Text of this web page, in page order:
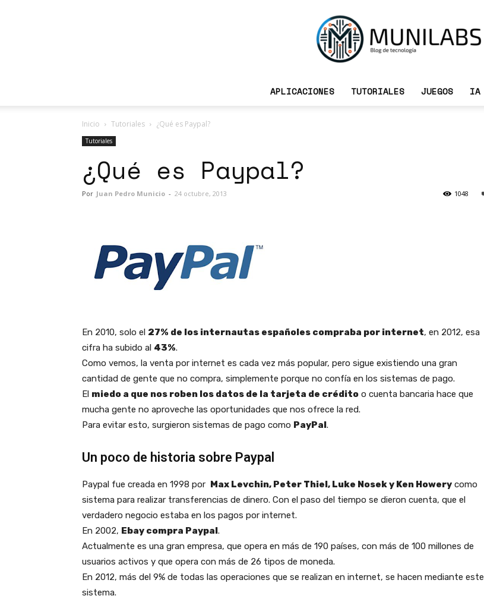
APLICACIONES TUTORIALES JUEGOS IA
Inicio Tutoriales ¿Qué es Paypal?
Tutoriales
¿Qué es Paypal?
Por Juan Pedro Municio - 24 octubre, 2013 1048
En 2010, solo el 27% de los internautas españoles compraba por internet, en 2012, esa
cifra ha subido al 43%.
Como vemos, la venta por internet es cada vez más popular, pero sigue existiendo una gran
cantidad de gente que no compra, simplemente porque no confía en los sistemas de pago.
El miedo a que nos roben los datos de la tarjeta de crédito o cuenta bancaria hace que
mucha gente no aproveche las oportunidades que nos ofrece la red.
Para evitar esto, surgieron sistemas de pago como PayPal.
Un poco de historia sobre Paypal
Paypal fue creada en 1998 por Max Levchin, Peter Thiel, Luke Nosek y Ken Howery como
sistema para realizar transferencias de dinero. Con el paso del tiempo se dieron cuenta, que el
verdadero negocio estaba en los pagos por internet.
En 2002, Ebay compra Paypal.
Actualmente es una gran empresa, que opera en más de 190 países, con más de 100 millones de
usuarios activos y que opera con más de 26 tipos de moneda.
En 2012, más del 9% de todas las operaciones que se realizan en internet, se hacen mediante este
sistema.